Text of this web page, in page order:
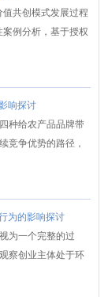
共创模式发展过程
例分析，基于授权
响探讨
种给农产品品牌带
竞争优势的路径，
为的影响探讨
为一个完整的过
察创业主体处于环